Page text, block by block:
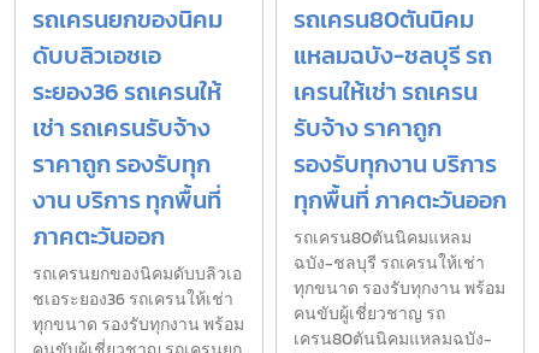
รถเครนยกของนิคม
ดับบลิวเอชเอ
ระยอง36 รถเครนให้
เช่า รถเครนรับจ้าง
ราคาถูก รองรับทุก
งาน บริการ ทุกพื้นที่
ภาคตะวันออก
รถเครนยกของนิคมดับบลิวเอ
ชเอระยอง36 รถเครนให้เช่า
ทุกขนาด รองรับทุกงาน พร้อม
รถเครน80ตันนิคม
แหลมฉบัง-ชลบุรี รถ
เครนให้เช่า รถเครน
รับจ้าง ราคาถูก
รองรับทุกงาน บริการ
ทุกพื้นที่ ภาคตะวันออก
รถเครน80ตันนิคมแหลม
ฉบัง-ชลบุรี รถเครนให้เช่า
ทุกขนาด รองรับทุกงาน พร้อม
คนขับผู้เชี่ยวชาญ รถ
เครน80ตันนิคมแหลมฉบัง-